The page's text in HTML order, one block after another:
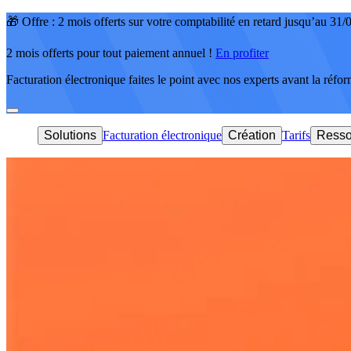
🎁 Offre : 2 mois offerts sur votre comptabilité en retard jusqu’au 31/
2 mois offerts pour tout paiement annuel ! En profiter
Facturation électronique faites le point avec nos experts avant la
Solutions Facturation électronique Création Tarifs